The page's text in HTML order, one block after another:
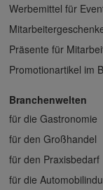
Werbemittel für
Präsente für
Promotionartikel im
Branchenwelten
für die Gastronomie
für den Großhandel
für den Praxisbedarf
für die